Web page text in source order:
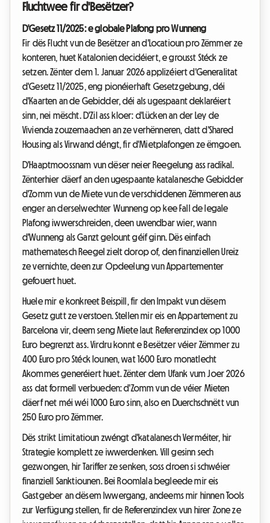
Fluchtwee fir d'Besëtzer?
D'Gesetz 11/2025: e globale Plafong pro Wunneng
Fir dës Flucht vun de Besëtzer an d'Locatioun pro Zëmmer ze
konteren, huet Katalonien decidéiert, e grousst Stéck ze
setzen. Zënter dem 1. Januar 2026 applizéiert d'Generalitat
d'Gesetz 11/2025, eng pionéierhaft Gesetzgebung, déi
d'Kaarten an de Gebidder, déi als ugespaant deklaréiert
sinn, nei mëscht. D'Zil ass kloer: d'Lücken an der Ley de
Vivienda zouzemaachen an ze verhënneren, datt d'Shared
Housing als Virwand déngt, fir d'Mietplafongen ze ëmgoen.
D'Haaptmoossnam vun dëser neier Reegelung ass radikal.
Zënterhier däerf an den ugespaante katalanesche Gebidder
d'Zomm vun de Miete vun de verschiddenen Zëmmeren aus
enger an derselwechter Wunneng op kee Fall de legale
Plafong iwwerschreiden, deen uwendbar wier, wann
d'Wunneng als Ganzt gelount géif ginn. Dës einfach
mathematesch Reegel zielt dorop of, den finanziellen Ureiz
ze vernichte, deen zur Opdeelung vun Appartementer
gefouert huet.
Huele mir e konkreet Beispill, fir den Impakt vun dësem
Gesetz gutt ze verstoen. Stellen mir eis en Appartement zu
Barcelona vir, deem seng Miete laut Referenzindex op 1000
Euro begrenzt ass. Virdru konnt e Besëtzer véier Zëmmer zu
400 Euro pro Stéck lounen, wat 1600 Euro monatlecht
Akommes generéiert huet. Zënter dem Ufank vum Joer 2026
ass dat formell verbueden: d'Zomm vun de véier Mieten
däerf net méi wéi 1000 Euro sinn, also en Duerchschnëtt vun
250 Euro pro Zëmmer.
Dës strikt Limitatioun zwéngt d'katalanesch Verméiter, hir
Strategie komplett ze iwwerdenken. Vill gesinn sech
gezwongen, hir Tariffer ze senken, soss droen si schwéier
finanziell Sanktiounen. Bei Roomlala begleede mir eis
Gastgeber an dësem Iwwergang, andeems mir hinnen Tools
zur Verfügung stellen, fir de Referenzindex vun hirer Zone ze